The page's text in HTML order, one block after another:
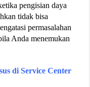
pengisian daya
tidak bisa
permasalahan
Anda menemukan
di Service Center